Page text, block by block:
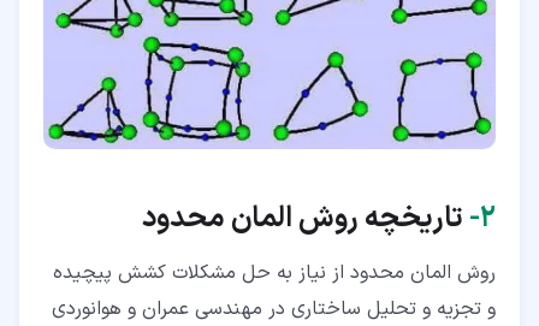
۲‏- تاریخچه روش المان محدود
روش المان محدود از نیاز به حل مشکلات کشش پیچیده
و تجزیه و تحلیل ساختاری در مهندسی عمران و هوانوردی